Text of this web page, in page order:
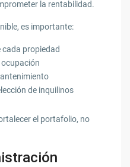
la rentabilidad.
es importante:
propiedad
de inquilinos
el portafolio, no